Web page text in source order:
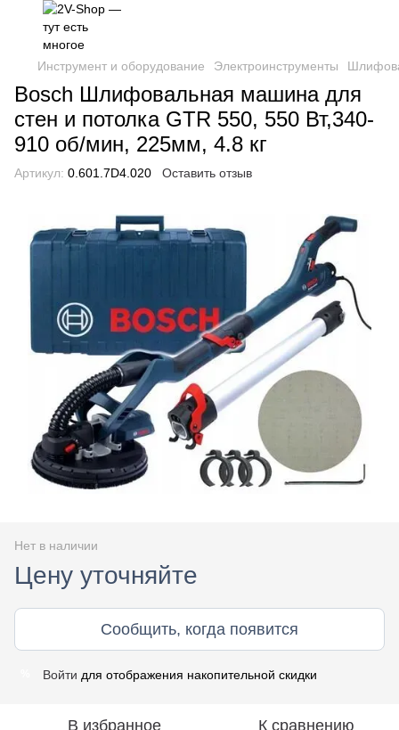
Инструмент и оборудование Электроинструменты
Bosch Шлифовальная машина для
стен и потолка GTR 550, 550 Вт,340-
910 об/мин, 225мм, 4.8 кг
Артикул: 0.601.7D4.020 Оставить отзыв
Нет в наличии
Цену уточняйте
Сообщить, когда появится
Войти для отображения накопительной скидки
В избранное К сравнению